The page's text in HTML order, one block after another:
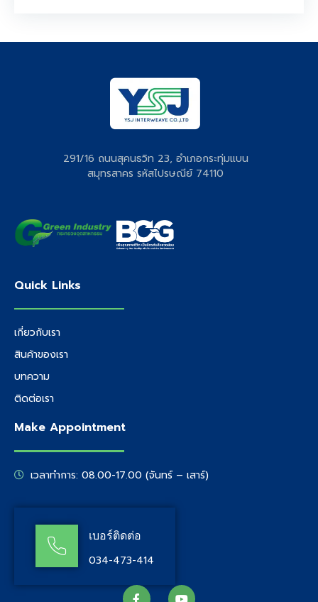
291/16 ถนนสุคนธวิท 23, อำเภอกระทุ่มแบน
สมุทรสาคร รหัสไปรษณีย์ 74110
Quick Links
เกี่ยวกับเรา
สินค้าของเรา
บทความ
ติดต่อเรา
Make Appointment
เวลาทำการ: 08.00-17.00 (จันทร์ – เสาร์)
เบอร์ติดต่อ
034-473-414